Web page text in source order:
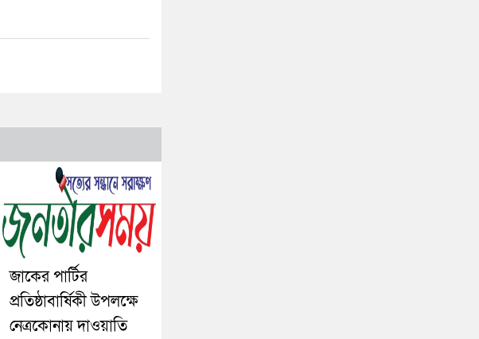
জাকের পার্টির
প্রতিষ্ঠাবার্ষিকী উপলক্ষে
নেত্রকোনায় দাওয়াতি